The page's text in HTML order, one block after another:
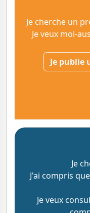
Je cherche un
Je veux moi-
Je publie
Je
J'ai compris
Je veux